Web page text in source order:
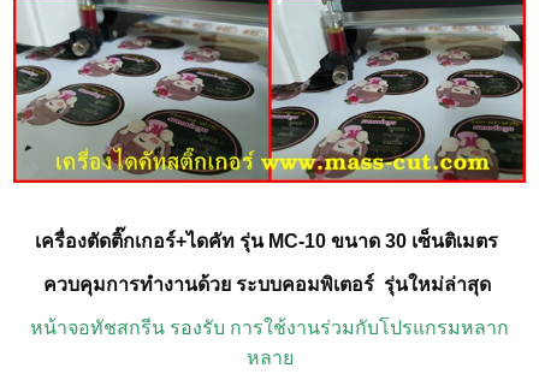
เครื่องตัดติ๊กเกอร์+ไดคัท รุ่น MC-10 ขนาด 30 เซ็นติเมตร
ควบคุมการทำงานด้วย ระบบคอมพิเตอร์ รุ่นใหม่ล่าสุด
หน้าจอทัชสกรีน รองรับ การใช้งานร่วมกับโปรแกรมหลาก
หลาย